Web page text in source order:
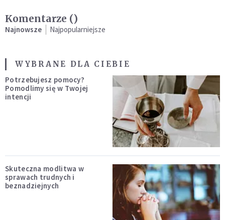
Komentarze ()
Najnowsze Najpopularniejsze
WYBRANE DLA CIEBIE
Potrzebujesz pomocy?
Pomodlimy się w Twojej
intencji
Skuteczna modlitwa w
sprawach trudnych i
beznadziejnych